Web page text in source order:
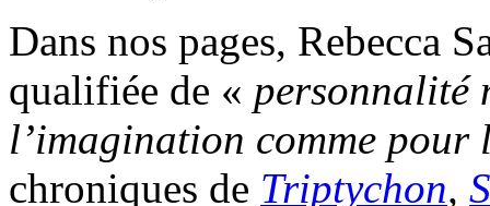
Dans nos pages, Rebecca
qualifiée de « personnalité
l’imagination comme pour
chroniques de Triptychon,